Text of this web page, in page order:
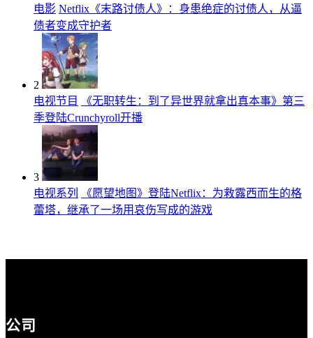
电影 Netflix《末路讨债人》：身患绝症的讨债人，从逼
债者变成守护者
2
电视节目
《无职转生：到了异世界就拿出真本事》第三
季登陆Crunchyroll开播
3
电视系列
《愿望地图》登陆Netflix：为救露西而生的格
蕾塔，继承了一场用哀伤写成的游戏
公司